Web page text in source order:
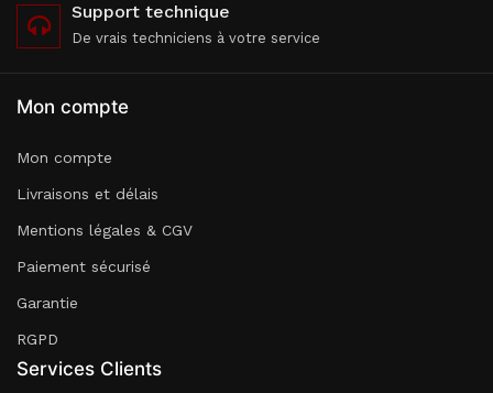
Support technique
De vrais techniciens à votre service
Mon compte
Mon compte
Livraisons et délais
Mentions légales & CGV
Paiement sécurisé
Garantie
RGPD
Services Clients